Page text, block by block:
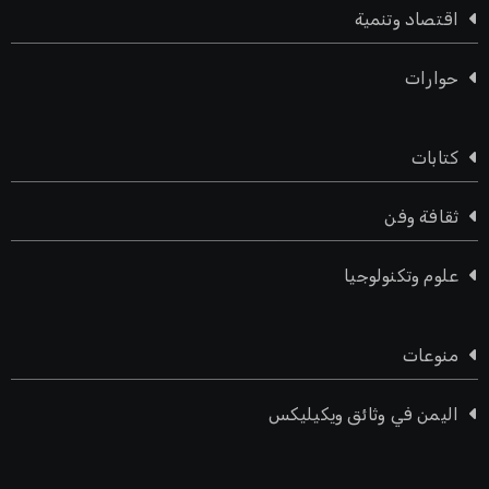
اقتصاد وتنمية
حوارات
كتابات
ثقافة وفن
علوم وتكنولوجيا
منوعات
اليمن في وثائق ويكيليكس